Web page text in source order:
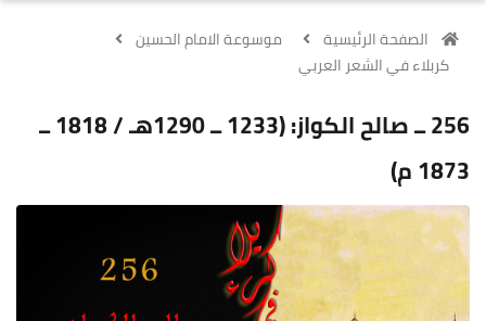
الصفحة الرئيسية
موسوعة الامام الحسين
كربلاء في الشعر العربي
256 ــ صالح الكواز: (1233 ــ 1290هـ / 1818 ــ
1873 م)